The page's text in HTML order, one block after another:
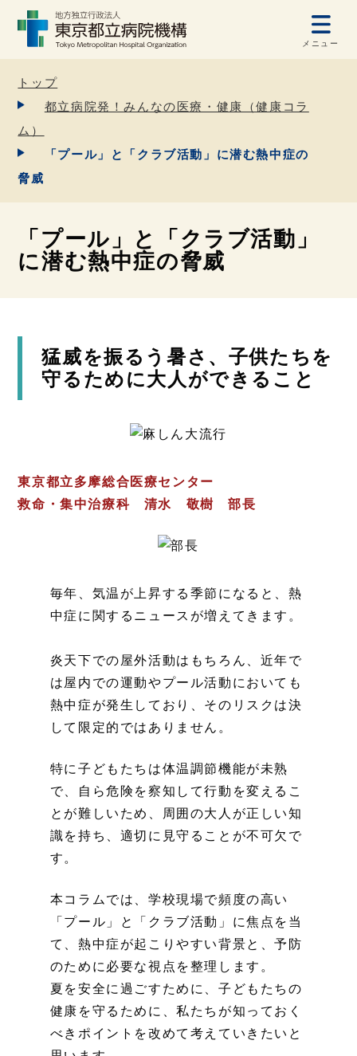
メニュー
トップ
都立病院発！みんなの医療・健康（健康コラ
ム）
「プール」と「クラブ活動」に潜む熱中症の
脅威
「プール」と「クラブ活動」
に潜む熱中症の脅威
猛威を振るう暑さ、子供たちを
守るために大人ができること
東京都立多摩総合医療センター
救命・集中治療科 清水 敬樹 部長
毎年、気温が上昇する季節になると、熱
中症に関するニュースが増えてきます。
炎天下での屋外活動はもちろん、近年で
は屋内での運動やプール活動においても
熱中症が発生しており、そのリスクは決
して限定的ではありません。
特に子どもたちは体温調節機能が未熟
で、自ら危険を察知して行動を変えるこ
とが難しいため、周囲の大人が正しい知
識を持ち、適切に見守ることが不可欠で
す。
本コラムでは、学校現場で頻度の高い
「プール」と「クラブ活動」に焦点を当
て、熱中症が起こりやすい背景と、予防
のために必要な視点を整理します。
夏を安全に過ごすために、子どもたちの
健康を守るために、私たちが知っておく
べきポイントを改めて考えていきたいと